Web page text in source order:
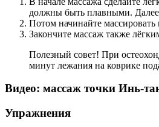
должны быть плавными. Далее
Потом начинайте
Закончите массаж также
Полезный совет! При
минут лежания на коврике
Видео: массаж точки Инь-
Упражнения